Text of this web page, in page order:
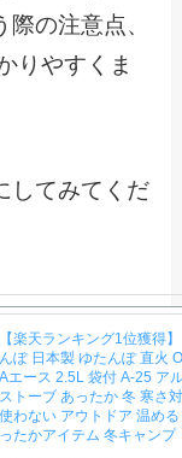
の注意点、
りやすくま
してみてくだ
【楽天ランキング1位獲得
んぽ 日本製 ゆたんぽ 直火
Aエース 2.5L 袋付 A-25 ア
ストーブ あったか 冬 寒さ
使わない アウトドア 温め
ったかアイテム 冬キャンプ